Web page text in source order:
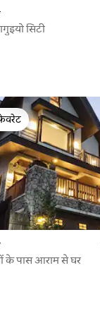
सिटी
के पास आराम से घर